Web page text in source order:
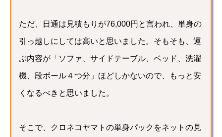
ただ、日通は見積もりが76,000円と言われ、単身の
引っ越しにしては高いと思いました。そもそも、運
ぶ内容が「ソファ、サイドテーブル、ベッド、洗濯
機、段ボール４つ分」ほどしかないので、もっと安
くなるべきと思いました。
そこで、クロネコヤマトの単身パックをネットの見